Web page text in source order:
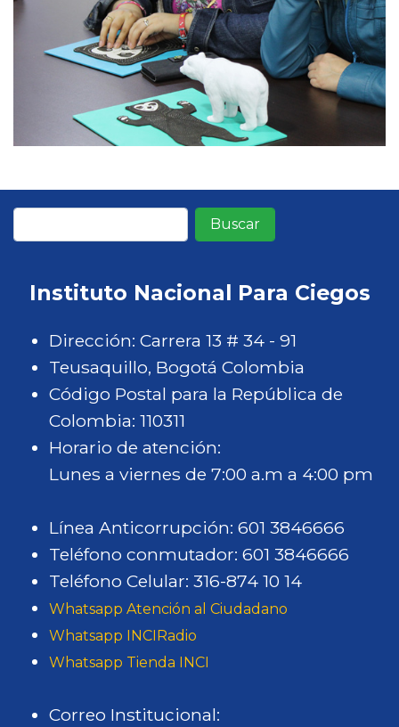
Instituto Nacional Para Ciegos
Dirección: Carrera 13 # 34 - 91
Teusaquillo, Bogotá Colombia
Código Postal para la República de
Colombia: 110311
Horario de atención:
Lunes a viernes de 7:00 a.m a 4:00 pm
Línea Anticorrupción: 601 3846666
Teléfono conmutador: 601 3846666
Teléfono Celular: 316-874 10 14
Whatsapp Atención al Ciudadano
Whatsapp INCIRadio
Whatsapp Tienda INCI
Correo Institucional: